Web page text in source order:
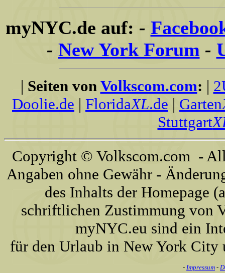
myNYC.de auf: -
- New York Forum -
| Seiten von Volkscom.com: |
Doolie.de | FloridaXL.de | Garten
Stuttgart
Copyright © Volkscom.com -
Angaben ohne Gewähr -
des Inhalts der Homepage
schriftlichen Zustimmung von
myNYC.eu sind ein
für den Urlaub in New York City
- Impressum -